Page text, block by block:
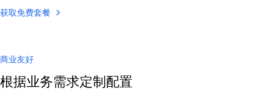
获取免费套餐
商业友好
根据业务需求定制配置